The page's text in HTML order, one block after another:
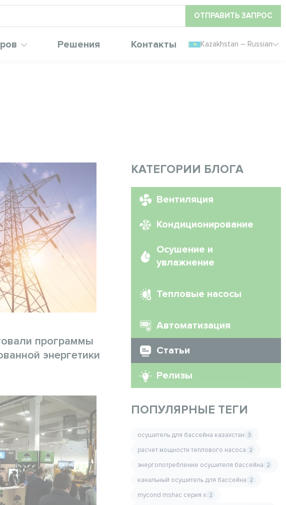
ОТПРАВИТЬ ЗАПРОС
Решения Контакты Kazakhstan – Russian
программы
энергетики
КАТЕГОРИИ БЛОГА
Вентиляция
Кондиционирование
Осушение и
увлажнение
Тепловые насосы
Автоматизация
Статьи
Релизы
ПОПУЛЯРНЫЕ ТЕГИ
осушитель для бассейна казахстан 3
расчет мощности теплового насоса 2
энергопотребление осушителя бассейна 2
канальный осушитель для бассейна 2
mycond mshac серия x 2